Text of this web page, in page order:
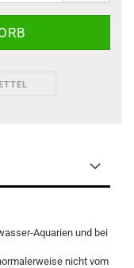
Aquarien und bei
nicht vom